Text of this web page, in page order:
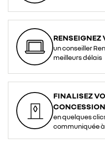
un conseiller
meilleurs délais
FINALISEZ
CONCESSION
en quelques
communiquée